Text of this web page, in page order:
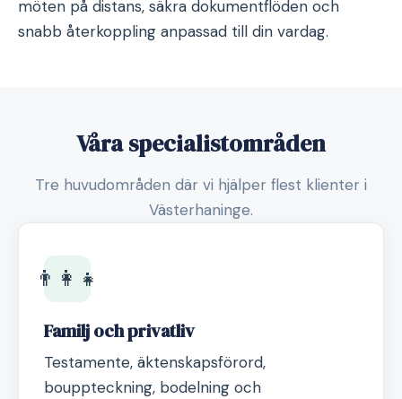
möten på distans, säkra dokumentflöden och
snabb återkoppling anpassad till din vardag.
Våra specialistområden
Tre huvudområden där vi hjälper flest klienter i
Västerhaninge.
👨‍👩‍👧
Familj och privatliv
Testamente, äktenskapsförord,
bouppteckning, bodelning och